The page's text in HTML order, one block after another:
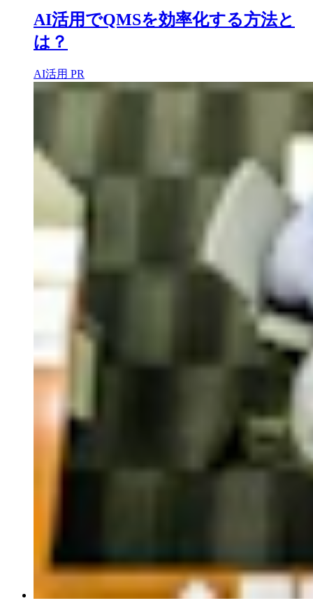
AI活用でQMSを効率化する方法と
は？
AI活用 PR